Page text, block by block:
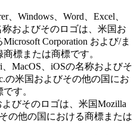
、Windows、Word、Excel、
称およびそのロゴは、米国お
Corporation および/ま
標または商標です。
、MacOS、iOSの名称およびそ
の米国およびその他の国にお
す。
びそのロゴは、米国Mozilla
の他の国における商標または